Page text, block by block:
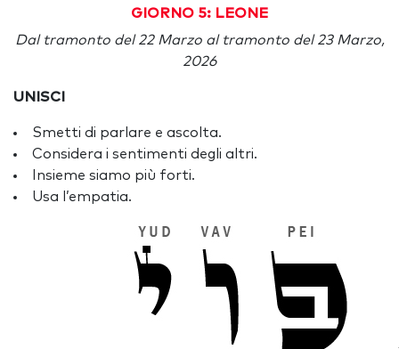
GIORNO 5: LEONE
Dal tramonto del 22 Marzo al tramonto del 23 Marzo,
2026
UNISCI
Smetti di parlare e ascolta.
Considera i sentimenti degli altri.
Insieme siamo più forti.
Usa l’empatia.